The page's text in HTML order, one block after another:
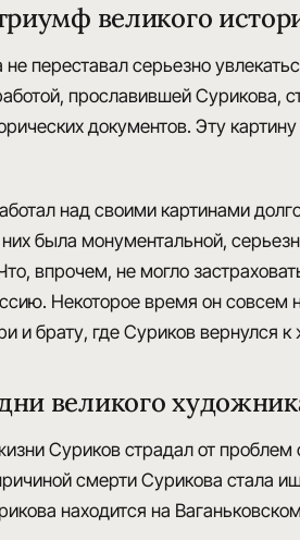
великого
переставал серьезно
прославившей Сурикова,
документов. Эту
над своими картинами
была монументальной,
впрочем, не могло
Некоторое время он совсем
и брату, где Суриков вернулся к
великого
Суриковстрадал от
смерти Сурикова стала
находится на